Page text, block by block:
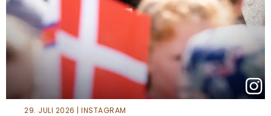
29. JULI 2026 | INSTAGRAM